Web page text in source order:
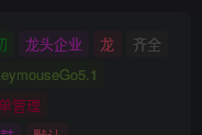
龙头企业 龙
齐全
管理